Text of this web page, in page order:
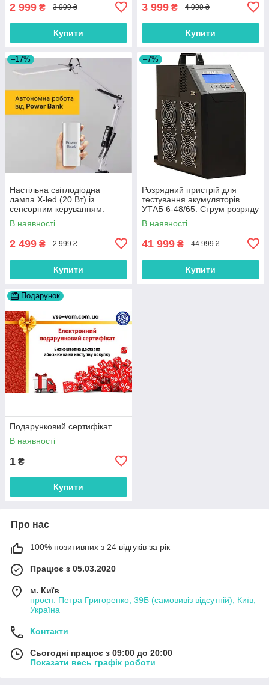
2 999 ₴ 3 999 ₴
Купити
3 999 ₴ 4 999 ₴
Купити
–17%
Настільна світлодіодна
лампа X-led (20 Вт) із
сенсорним керуванням.
Роботи від мережи і від
«Power Bank» (біла).
В наявності
2 499 ₴ 2 999 ₴
Купити
–7%
Розрядний пристрій для
тестування акумуляторів
УТАБ 6-48/65. Струм розряду
- до 65 Ампер.
В наявності
41 999 ₴ 44 999 ₴
Купити
Подарунок
Подарунковий сертифікат
В наявності
1 ₴
Купити
Про нас
100% позитивних з 24 відгуків за рік
Працює з 05.03.2020
м. Київ
просп. Петра Григоренко, 39Б (самовивіз відсутній), Київ,
Україна
Контакти
Сьогодні працює з 09:00 до 20:00
Показати весь графік роботи